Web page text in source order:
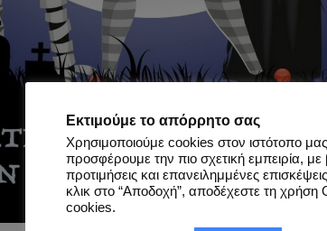
Εκτιμούμε το απόρρητο σας
Χρησιμοποιούμε cookies στον ιστότοπο
προσφέρουμε την πιο σχετική εμπειρία, με
προτιμήσεις και επανειλημμένες
κλικ στο “Αποδοχή”, αποδέχεστε τη
cookies.